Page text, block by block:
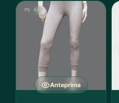
Anteprima
PD 047